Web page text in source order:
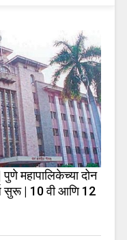
महापालिकेच्या दोन
सुरू | 10 वी आणि 12